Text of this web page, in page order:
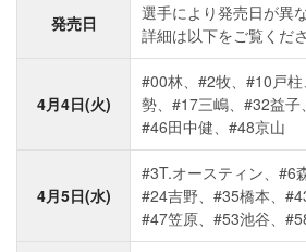
発売日
選手により発売日が異
詳細は以下をご覧くだ
4月4日(火)
#00林、#2牧、#10戸
勢、#17三嶋、#32益子
#46田中健、#48京山
4月5日(水)
#3T.オースティン、#6
#24吉野、#35橋本、
#47笠原、#53池谷、